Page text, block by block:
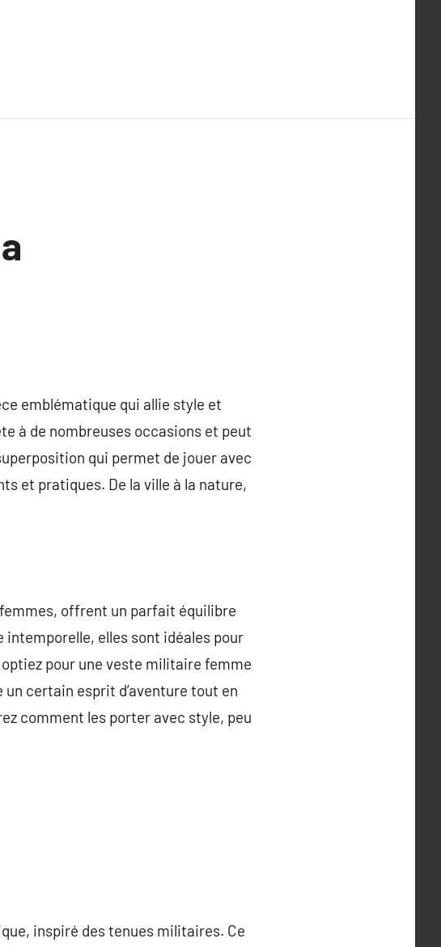
emblématique qui allie style et
à de nombreuses occasions et peut
qui permet de jouer avec
et pratiques. De la ville à la nature,
offrent un parfait équilibre
elles sont idéales pour
pour une veste militaire femme
certain esprit d’aventure tout en
comment les porter avec style, peu
inspiré des tenues militaires. Ce